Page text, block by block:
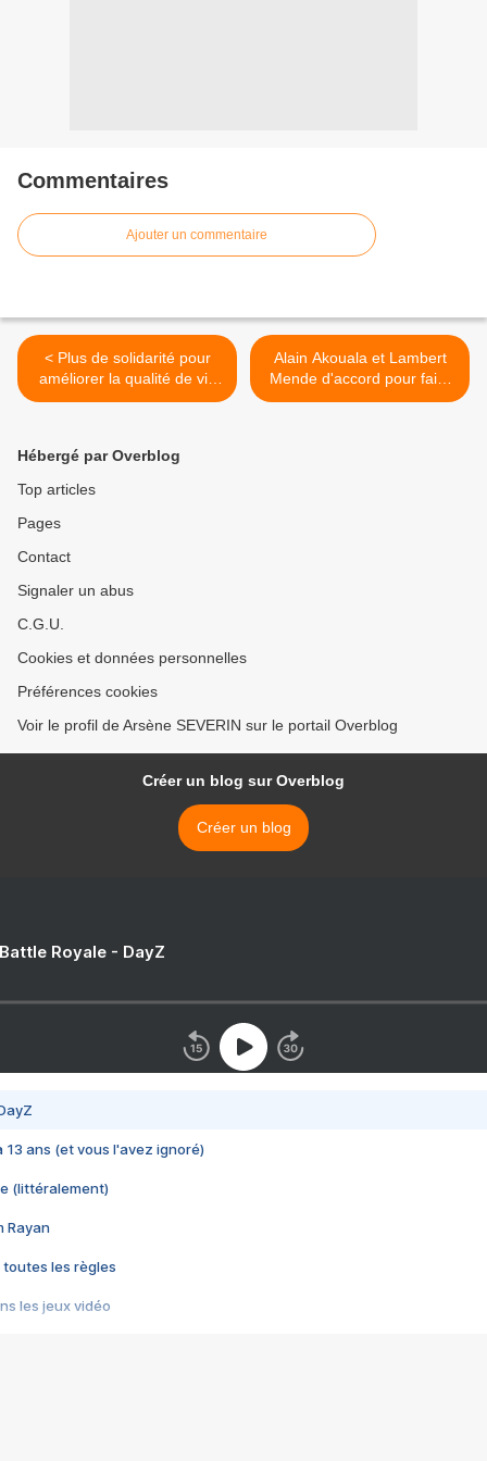
Commentaires
Ajouter un commentaire
< Plus de solidarité pour
améliorer la qualité de vie
des enfants et femmes
Alain Akouala et Lambert
Mende d'accord pour faire
la peau à RFI >
Hébergé par Overblog
Top articles
Pages
Contact
Signaler un abus
C.G.U.
Cookies et données personnelles
Préférences cookies
Voir le profil de Arsène SEVERIN sur le portail Overblog
Créer un blog sur Overblog
Créer un blog
Royale - DayZ
13 ans (et vous l'avez ignoré)
(littéralement)
Rayan
toutes les règles
les jeux vidéo